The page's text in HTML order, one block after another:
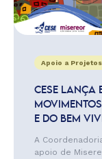
Apoio a Projetos
CESE LANÇA
E DO BEM
A
apoio de